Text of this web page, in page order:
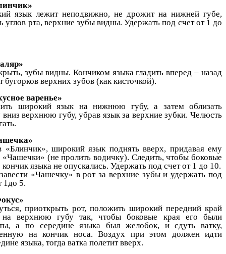
язык лежит неподвижно, не дрожит на нижней губе,
углов рта, верхние зубы видны. Удержать под счет от 1 до
зубы видны. Кончиком языка гладить вперед – назад
бугорков верхних зубов (как кисточкой).
варенье»
широкий язык на нижнюю губу, а затем облизать
вниз верхнюю губу, убрав язык за верхние зубки. Челюсть
«Блинчик», широкий язык поднять вверх, придавая ему
(не пролить водичку). Следить, чтобы боковые
языка не опускались. Удержать под счет от 1 до 10.
«Чашечку» в рот за верхние зубы и удержать под
1до 5.
приоткрыть рот, положить широкий передний край
на верхнюю губу так, чтобы боковые края его были
а по середине языка был желобок, и сдуть ватку,
на кончик носа. Воздух при этом должен идти
языка, тогда ватка полетит вверх.